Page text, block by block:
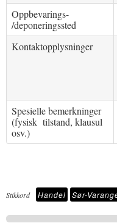
Oppbevarings-
/deponeringssted
Kontaktopplysninger
Spesielle bemerkninger
(fysisk tilstand, klausul
osv.)
Stikkord Handel Sør-